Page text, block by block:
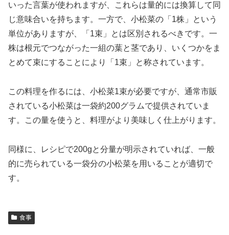
いった言葉が使われますが、これらは量的には換算して同
じ意味合いを持ちます。一方で、小松菜の「1株」という
単位がありますが、「1束」とは区別されるべきです。一
株は根元でつながった一組の葉と茎であり、いくつかをま
とめて束にすることにより「1束」と称されています。
この料理を作るには、小松菜1束が必要ですが、通常市販
されている小松菜は一袋約200グラムで提供されていま
す。この量を使うと、料理がより美味しく仕上がります。
同様に、レシピで200gと分量が明示されていれば、一般
的に売られている一袋分の小松菜を用いることが適切で
す。
食事